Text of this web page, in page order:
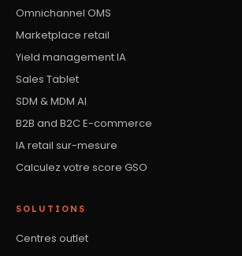
Omnichannel OMS
Marketplace retail
Yield management IA
Sales Tablet
SDM & MDM AI
B2B and B2C E-commerce
IA retail sur-mesure
Calculez votre score GSO
SOLUTIONS
Centres outlet